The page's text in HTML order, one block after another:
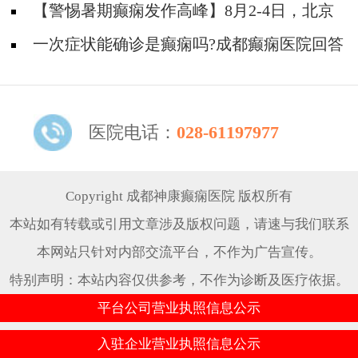
日，北京癫痫名医周立春博士领衔暑期会诊，速
约！
【警惕暑期癫痫发作高峰】8月2-4日，北京
专家领衔多学科会诊，助力患者暑期癫痫攻坚
一次症状能确诊是癫痫吗?成都癫痫医院回答
医院电话： 028-61197977
Copyright 成都神康癫痫医院 版权所有
本站如有转载或引用文章涉及版权问题，请速与我们联系
本网站只针对内部交流平台，不作为广告宣传。
特别声明：本站内容仅供参考，不作为诊断及医疗依据。
平台公司营业执照信息公示
入驻企业营业执照信息公示